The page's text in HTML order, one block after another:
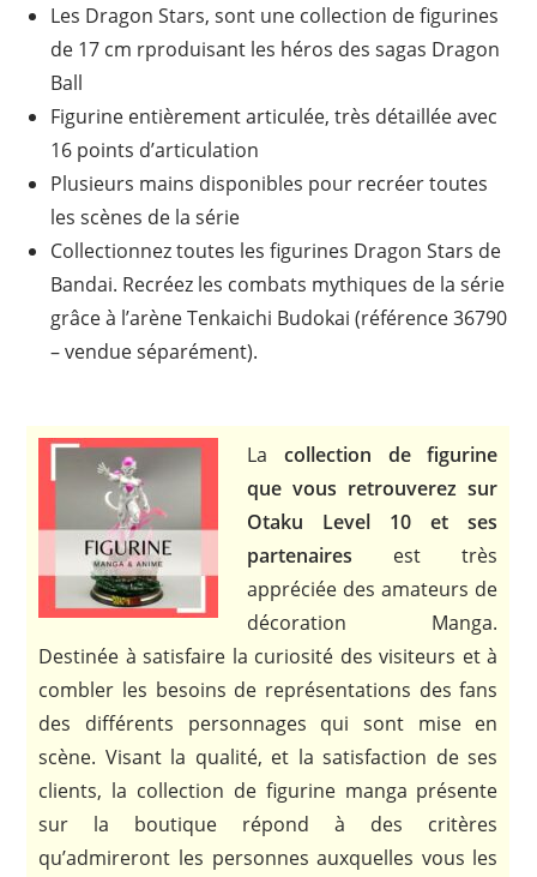
Les Dragon Stars, sont une collection de figurines
de 17 cm rproduisant les héros des sagas Dragon
Ball
Figurine entièrement articulée, très détaillée avec
16 points d’articulation
Plusieurs mains disponibles pour recréer toutes
les scènes de la série
Collectionnez toutes les figurines Dragon Stars de
Bandai. Recréez les combats mythiques de la série
grâce à l’arène Tenkaichi Budokai (référence 36790
– vendue séparément).
Lacollection de figurine
que vous retrouverez sur
Otaku Level 10 et ses
partenaires est très
appréciée des amateurs de
décoration Manga.
Destinée à satisfaire la curiosité des visiteurs et à
combler les besoins de représentations des fans
des différents personnages qui sont mise en
scène. Visant la qualité, et la satisfaction de ses
clients, la collection de figurine manga présente
sur la boutique répond à des critères
qu’admireront les personnes auxquelles vous les